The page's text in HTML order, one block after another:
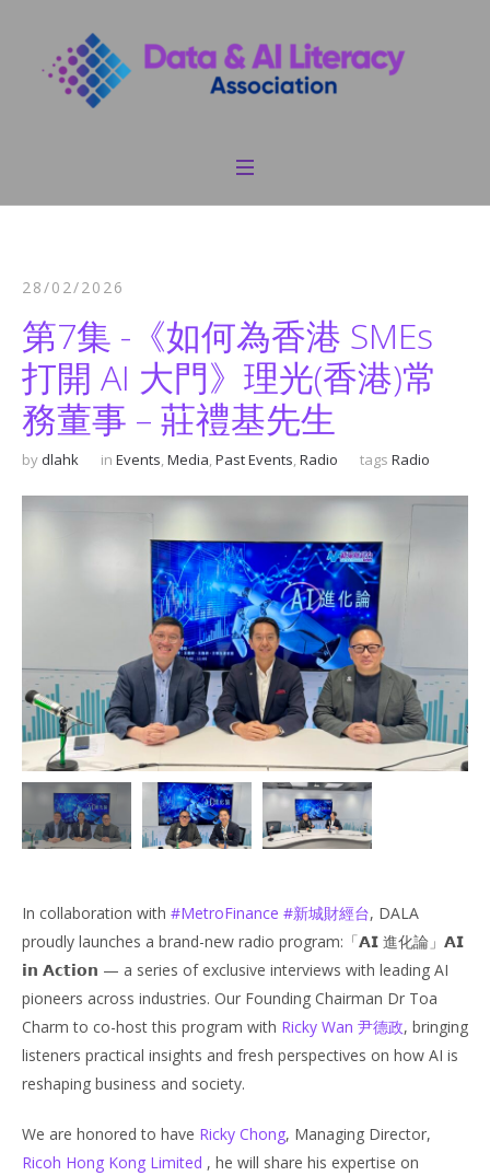
28/02/2026
第7集 -《如何為香港 SMEs
打開 AI 大門》理光(香港)常
務董事 – 莊禮基先生
by dlahk in Events,Media,Past Events,Radio tags Radio
In collaboration with #MetroFinance #新城財經台, DALA
proudly launches a brand-new radio program:「𝗔𝗜 進化論」𝗔𝗜
𝗶𝗻 𝗔𝗰𝘁𝗶𝗼𝗻 — a series of exclusive interviews with leading AI
pioneers across industries. Our Founding Chairman Dr Toa
Charm to co-host this program with Ricky Wan 尹德政, bringing
listeners practical insights and fresh perspectives on how AI is
reshaping business and society.
We are honored to have Ricky Chong, Managing Director,
Ricoh Hong Kong Limited , he will share his expertise on